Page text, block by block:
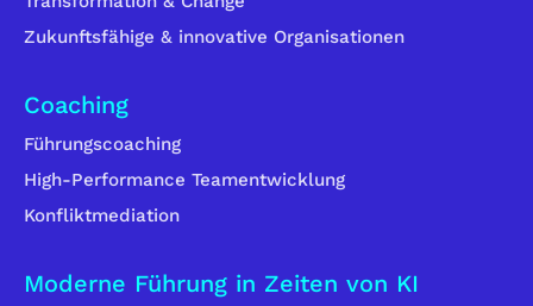
Zukunftsfähige & innovative Organisationen
Coaching
Führungscoaching
High-Performance Teamentwicklung
Konfliktmediation
Moderne Führung in Zeiten von KI